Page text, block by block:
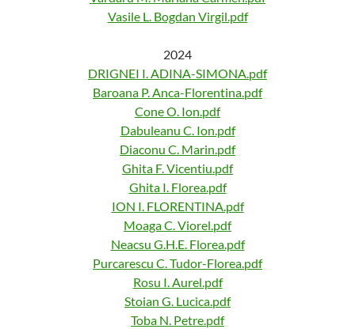
Vasile L. Bogdan Virgil.pdf
2024
DRIGNEI I. ADINA-SIMONA.pdf
Baroana P. Anca-Florentina.pdf
Cone O. Ion.pdf
Dabuleanu C. Ion.pdf
Diaconu C. Marin.pdf
Ghita F. Vicentiu.pdf
Ghita I. Florea.pdf
ION I. FLORENTINA.pdf
Moaga C. Viorel.pdf
Neacsu G.H.E. Florea.pdf
Purcarescu C. Tudor-Florea.pdf
Rosu I. Aurel.pdf
Stoian G. Lucica.pdf
Toba N. Petre.pdf